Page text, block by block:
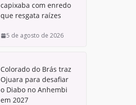
capixaba com enredo
que resgata raízes
5 de agosto de 2026
Colorado do Brás traz
Ojuara para desafiar
o Diabo no Anhembi
em 2027